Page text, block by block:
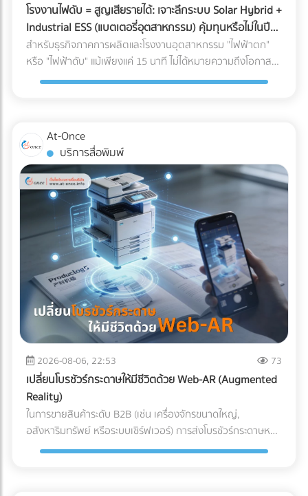
โรงงานไฟดับ = สูญเสียรายได้: เจาะลึกระบบ Solar Hybrid +
Industrial ESS (แบตเตอรี่อุตสาหกรรม) คุ้มทุนหรือไม่ในปี
2026?
สำหรับธุรกิจภาคการผลิตและโรงงานอุตสาหกรรม "ไฟฟ้าตก"
หรือ "ไฟฟ้าดับ" แม้เพียงแค่ 15 นาที ไม่ได้หมายความถึงโอกาสที่
พนักงานได้หยุดพักผ่อนชั่วคราว แต่มันคือวิกฤติที่สร้างความ
ต้องหยุดทำงานไปด้วย เพื่อความปลอดภัยของช่างไฟที่กำลัง
ซ่อมแซมสายไฟอยู่ด้านนอก ทำให้โรงงานต้องพึ่งพาเครื่องปั่นไฟ
(Generator) ที่ใช้น้ำมันดีเซลซึ่งมีต้นทุนสูงและปล่อยมลพิษอีก
ด้วย แต่ในปี 2026 เทคโนโลยี Industrial ESS (Energy Storage
System) หรือแบตเตอรี่อุตสาหกรรม ได้เข้ามาปฏิวัติวงการ การ
ผสานระบบ Solar Hybrid เข้ากับ ESS กลายเป็นจิ๊กซอว์ชิ้น
สำคัญที่เจ้าของโรงงานกำลังจับตามอง คำถามคือ... การลงทุน
ระบบนี้ "คุ้มทุน" จริงหรือไม่? บทความนี้จะพาคุณไปเจาะลึกทุกมิติ
ครับ "ต้นทุนแฝง" เมื่อเครื่องจักรสะดุด ที่บิลค่าไฟไม่ได้บอกคุณ
ก่อนจะตอบว่าแบตเตอรี่คุ้มไหม เราต้องประเมิน "ความสูญเสีย"
ที่แท้จริงเวลาโรงงานไฟดับกันก่อนครับ ซึ่งมักจะประกอบไปด้วย 3
ประเด็นที่รบกวนใจผู้บริหารหลายคน: วัตถุดิบที่ต้องเททิ้ง
(Wasted Raw Materials): สำหรับโรงงานพลาสติก อาหาร
หรือเคมีภัณฑ์ หากความร้อนตกหรือสายพานหยุดกะทันหัน
วัตถุดิบที่ค้างอยู่ในเครื่องจักรจะเสียหายและกลายเป็นของเสีย
(Defect/Scrap) ทันที เวลาในการรีเซ็ตระบบ (Downtime &
Restart Time): ไฟดับ 15 นาที ไม่ได้แปลว่ากลับมาผลิตต่อได้ใน
นาทีที่ 16 เครื่องจักรขนาดใหญ่ CNC หรือเตาอบ ต้องใช้เวลา
วอร์มอัปและตั้งค่าพารามิเตอร์ใหม่ ซึ่งอาจกินเวลาเป็นชั่วโมง ค่า
ปรับและความเชื่อมั่น (Penalties & Reputation): การสะดุดของ
At-Once
บริการสื่อพิมพ์
2026-08-06, 22:53 73
เปลี่ยนโบรชัวร์กระดาษให้มีชีวิตด้วย Web-AR (Augmented
Reality)
ในการขายสินค้าระดับ B2B (เช่น เครื่องจักรขนาดใหญ่,
อสังหาริมทรัพย์ หรือระบบเซิร์ฟเวอร์) การส่งโบรชัวร์กระดาษหนา
เตอะให้ผู้บริหารอ่าน มักจะจบลงที่ถังขยะ ในยุคที่คู่แข่งต่างนำ